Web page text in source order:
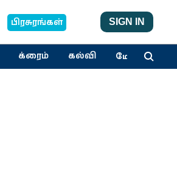
பிரசுரங்கள் SIGN IN
க்ரைம் கல்வி மேலும்